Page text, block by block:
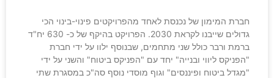
חברת המימון של נכנסת לאחד מהפרויקטים פינוי-בינוי הכי
גדולים שייבנו לקראת 2030. הפרויקט בהיקף של כ- 630 יח"ד
ברמת ורבר כולל שני מתחמים, שבנוסף ילוו על ידי חברת
"הפניקס ליווי ובנייה" יחד עם "הפניקס ביטוח" והשני על ידי
"מגדל ביטוח ופיננסים" וגוף מוסדי נוסף סה"כ במסגרת שתי